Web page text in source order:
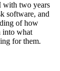
with two years
software, and
of how
into what
for them.